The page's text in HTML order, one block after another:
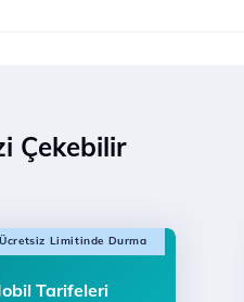
Çekebilir
Limitinde Durma
Tarifeleri